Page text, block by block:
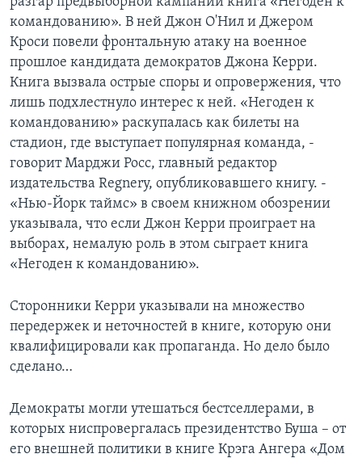
командованию». В ней Джон О'Нил и Джером
Кроси повели фронтальную атаку на военное
прошлое кандидата демократов Джона Керри.
Книга вызвала острые споры и опровержения, что
лишь подхлестнуло интерес к ней. «Негоден к
командованию» раскупалась как билеты на
стадион, где выступает популярная команда, -
говорит Марджи Росс, главный редактор
издательства Regnery, опубликовавшего книгу. -
«Нью-Йорк таймс» в своем книжном обозрении
указывала, что если Джон Керри проиграет на
выборах, немалую роль в этом сыграет книга
«Негоден к командованию».
Сторонники Керри указывали на множество
передержек и неточностей в книге, которую они
квалифицировали как пропаганда. Но дело было
сделано…
Демократы могли утешаться бестселлерами, в
которых ниспровергалась президентство Буша – от
его внешней политики в книге Крэга Ангера «Дом